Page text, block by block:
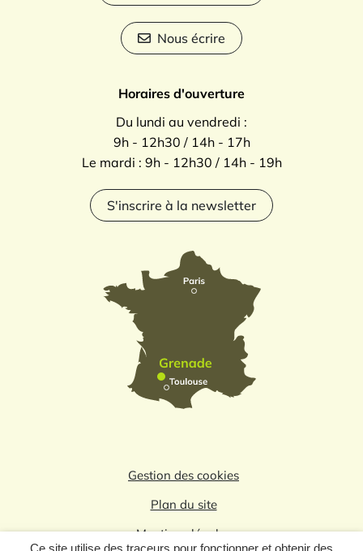
Ce site utilise des traceurs pour fonctionner et obtenir des
Nous écrire
Horaires d'ouverture
Du lundi au vendredi :
9h - 12h30 / 14h - 17h
Le mardi : 9h - 12h30 / 14h - 19h
S'inscrire à la newsletter
Gestion des cookies
Plan du site
Mentions légales